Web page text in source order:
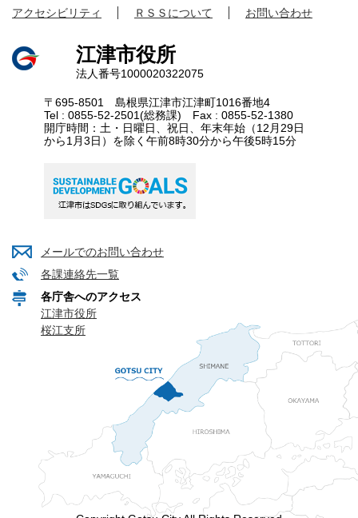
アクセシビリティ
ＲＳＳについて お問い合わせ
江津市役所
法人番号1000020322075
〒695-8501 島根県江津市江津町1016番地4
Tel : 0855-52-2501(総務課) Fax : 0855-52-1380
開庁時間：土・日曜日、祝日、年末年始（12月29日
から1月3日）を除く午前8時30分から午後5時15分
メールでのお問い合わせ
各課連絡先一覧
各庁舎へのアクセス
江津市役所
桜江支所